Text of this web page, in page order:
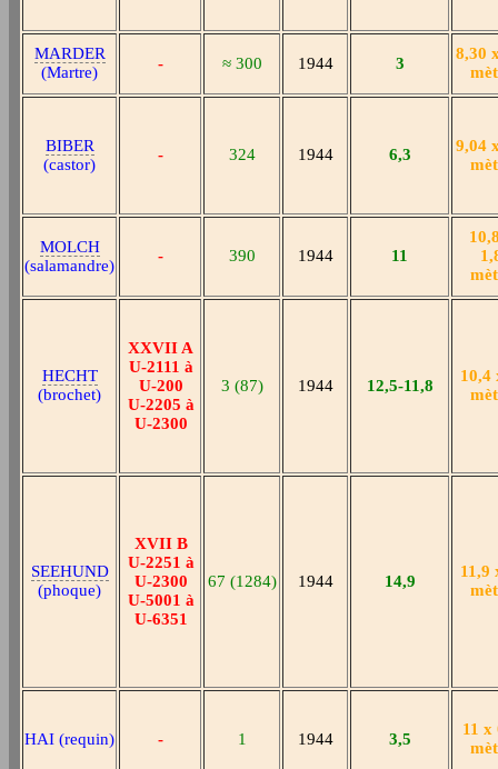
MARDER
(Martre)
- ≈ 300 1944 3
8,30
BIBER
(castor)
- 324 1944 6,3
9,04
MOLCH
(salamandre)
- 390 1944 11
HECHT
(brochet)
XXVII A
U-2111 à
U-200
U-2205 à
U-2300
3 (87) 1944 12,5-11,8
10,4
SEEHUND
(phoque)
XVII B
U-2251 à
U-2300
U-5001 à
U-6351
67 (1284) 1944 14,9
11,9
HAI (requin) - 1 1944 3,5
11 x